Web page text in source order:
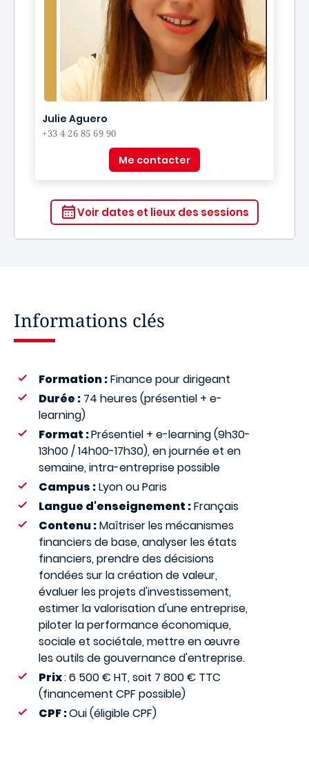
Julie Aguero
+33 4 26 85 69 90
Me contacter
Voir dates et lieux des sessions
Informations clés
Formation :Finance pour dirigeant
Durée : 74 heures (présentiel + e-
learning)
Format :Présentiel + e-learning (9h30-
13h00 / 14h00-17h30), en journée et en
semaine, intra-entreprise possible
Campus :Lyon ou Paris
Langue d'enseignement :Français
Contenu :Maîtriser les mécanismes
financiers de base, analyser les états
financiers, prendre des décisions
fondées sur la création de valeur,
évaluer les projets d'investissement,
estimer la valorisation d'une entreprise,
piloter la performance économique,
sociale et sociétale, mettre en œuvre
les outils de gouvernance d'entreprise.
Prix: 6 500 € HT, soit 7 800 € TTC
(financement CPF possible)
CPF :Oui (éligible CPF)